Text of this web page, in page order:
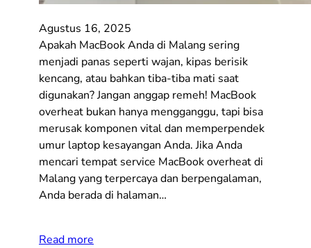
Agustus 16, 2025
Apakah MacBook Anda di Malang sering
menjadi panas seperti wajan, kipas berisik
kencang, atau bahkan tiba-tiba mati saat
digunakan? Jangan anggap remeh! MacBook
overheat bukan hanya mengganggu, tapi bisa
merusak komponen vital dan memperpendek
umur laptop kesayangan Anda. Jika Anda
mencari tempat service MacBook overheat di
Malang yang terpercaya dan berpengalaman,
Anda berada di halaman…
Read more